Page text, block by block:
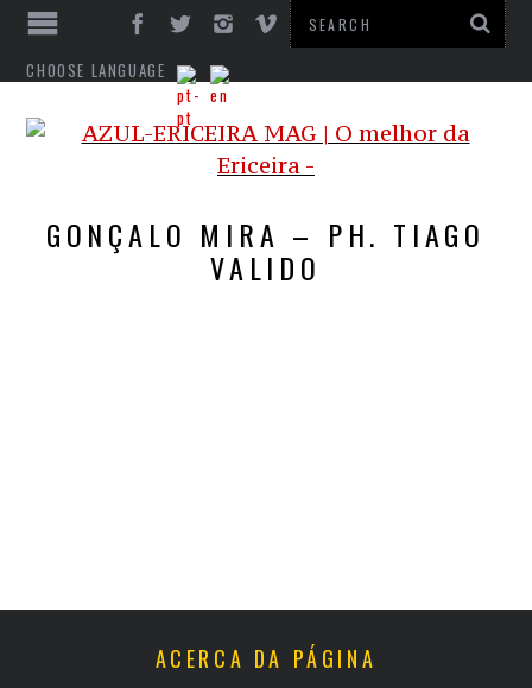
CHOOSE LANGUAGE
GONÇALO MIRA – PH. TIAGO
VALIDO
ACERCA DA PÁGINA